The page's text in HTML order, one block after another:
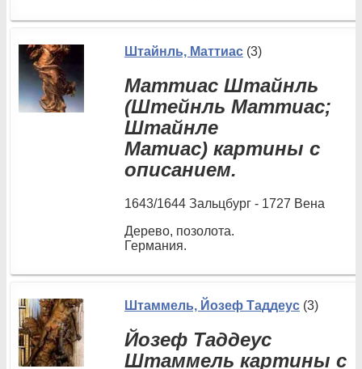
Штайнль, Маттиас (3)
Маттиас Штайнль
(Штейнль Маттиас;
Штайнле
Матиас) картины с
описанием.
1643/1644 Зальцбург - 1727 Вена
Дерево, позолота.
Германия.
Штаммель, Йозеф Таддеус (3)
Йозеф Таддеус
Штаммель картины с